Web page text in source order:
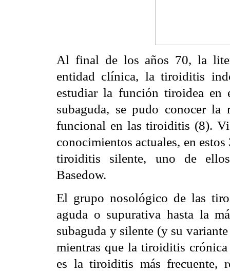
Al final de los años 70, la
entidad clínica, la tiroiditis
estudiar la función tiroidea en
subaguda, se pudo conocer la
funcional en las tiroiditis (8).
conocimientos actuales, en
tiroiditis silente, uno de
Basedow.
El grupo nosológico de las
aguda o supurativa hasta la
subaguda y silente (y su
mientras que la tiroiditis
es la tiroiditis más frecuente,